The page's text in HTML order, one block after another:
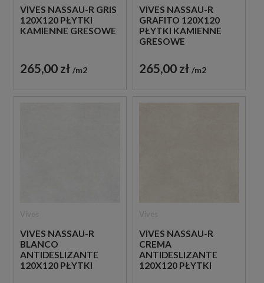
VIVES NASSAU-R GRIS
120X120 PŁYTKI
KAMIENNE GRESOWE
265,00 zł m2
VIVES NASSAU-R
GRAFITO 120X120
PŁYTKI KAMIENNE
GRESOWE
265,00 zł m2
VIVES NASSAU-R
BLANCO
ANTIDESLIZANTE
120X120 PŁYTKI
VIVES NASSAU-R
CREMA
ANTIDESLIZANTE
120X120 PŁYTKI